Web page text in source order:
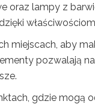
oraz lampy z
miejscach, aby
pozwalają
gdzie mogą